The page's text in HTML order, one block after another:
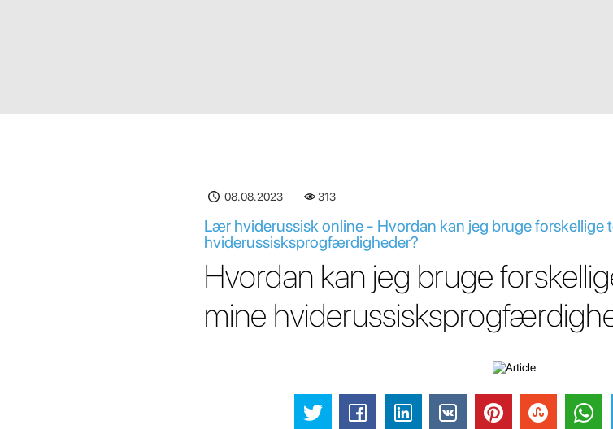
08.08.2023 313
Lær hviderussisk online - Hvordan kan jeg bruge forskellige
hviderussisksprogfærdigheder?
Hvordan kan jeg bruge
mine